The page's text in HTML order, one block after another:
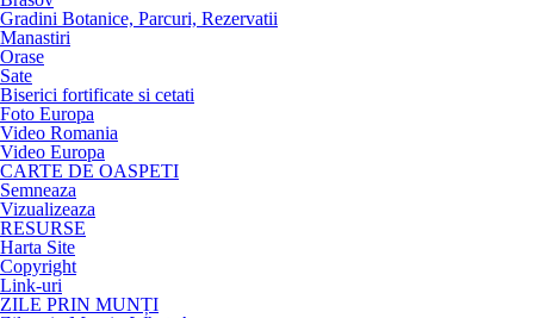
Gradini Botanice, Parcuri, Rezervatii
Manastiri
Orase
Sate
Biserici fortificate si cetati
Foto Europa
Video Romania
Video Europa
CARTE DE OASPETI
Semneaza
Vizualizeaza
RESURSE
Harta Site
Copyright
Link-uri
ZILE PRIN MUNȚI